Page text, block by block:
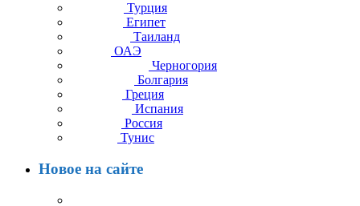
Турция
Египет
Таиланд
ОАЭ
Черногория
Болгария
Греция
Испания
Россия
Тунис
Новое на сайте